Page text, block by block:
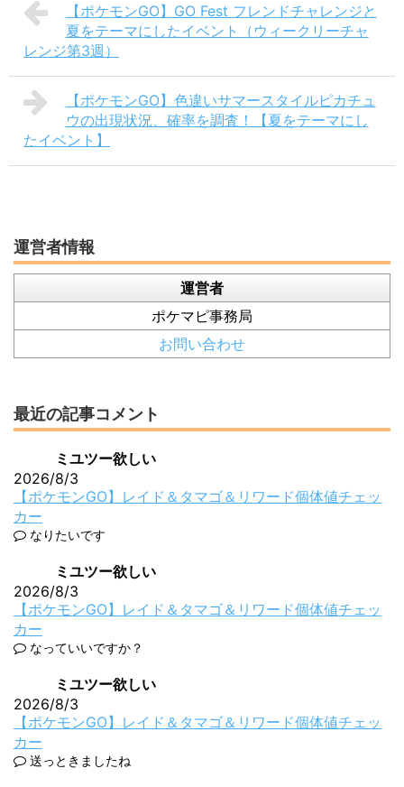
【ポケモンGO】GO Fest フレンドチャレンジと
夏をテーマにしたイベント（ウィークリーチャ
レンジ第3週）
【ポケモンGO】色違いサマースタイルピカチュ
ウの出現状況、確率を調査！【夏をテーマにし
たイベント】
運営者情報
運営者
ポケマピ事務局
お問い合わせ
最近の記事コメント
ミユツー欲しい
2026/8/3
【ポケモンGO】レイド＆タマゴ＆リワード個体値チェッ
カー
なりたいです
ミユツー欲しい
2026/8/3
【ポケモンGO】レイド＆タマゴ＆リワード個体値チェッ
カー
なっていいですか？
ミユツー欲しい
2026/8/3
【ポケモンGO】レイド＆タマゴ＆リワード個体値チェッ
カー
送っときましたね